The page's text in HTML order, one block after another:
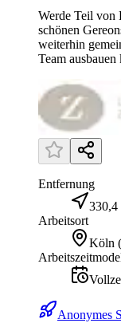
Werde Teil von
schönen
weiterhin
Team
Entfernung
330,4
Arbeitsort
Köln (
Anonymes